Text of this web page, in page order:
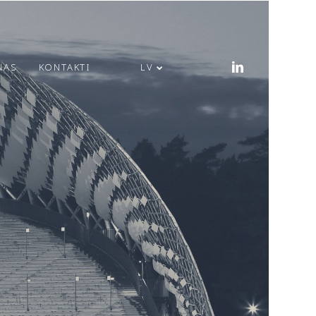
LĪGO
MODULS
ENGINEERING JAUNA
ADRESE
KONTAKTI LV